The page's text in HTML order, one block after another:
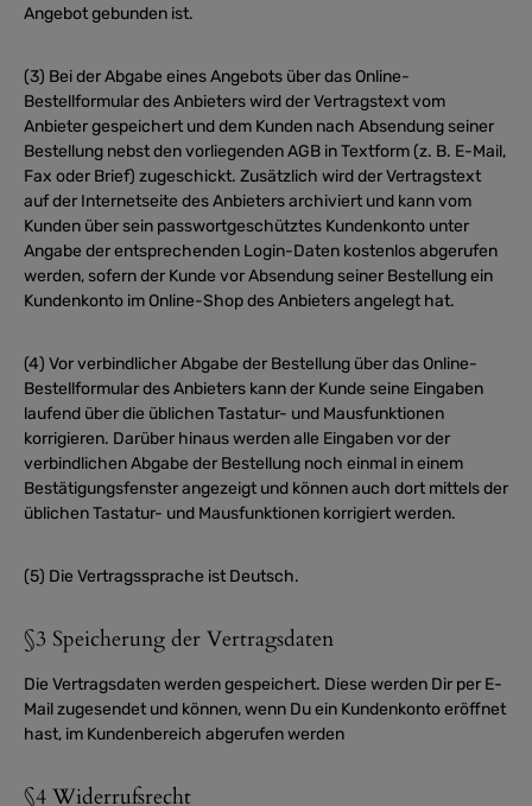
Angebot gebunden ist.
(3) Bei der Abgabe eines Angebots über das Online-
Bestellformular des Anbieters wird der Vertragstext vom
Anbieter gespeichert und dem Kunden nach Absendung seiner
Bestellung nebst den vorliegenden AGB in Textform (z. B. E-Mail,
Fax oder Brief) zugeschickt. Zusätzlich wird der Vertragstext
auf der Internetseite des Anbieters archiviert und kann vom
Kunden über sein passwortgeschütztes Kundenkonto unter
Angabe der entsprechenden Login-Daten kostenlos abgerufen
werden, sofern der Kunde vor Absendung seiner Bestellung ein
Kundenkonto im Online-Shop des Anbieters angelegt hat.
(4) Vor verbindlicher Abgabe der Bestellung über das Online-
Bestellformular des Anbieters kann der Kunde seine Eingaben
laufend über die üblichen Tastatur- und Mausfunktionen
korrigieren. Darüber hinaus werden alle Eingaben vor der
verbindlichen Abgabe der Bestellung noch einmal in einem
Bestätigungsfenster angezeigt und können auch dort mittels der
üblichen Tastatur- und Mausfunktionen korrigiert werden.
(5) Die Vertragssprache ist Deutsch.
§3 Speicherung der Vertragsdaten
Die Vertragsdaten werden gespeichert. Diese werden Dir per E-
Mail zugesendet und können, wenn Du ein Kundenkonto eröffnet
hast, im Kundenbereich abgerufen werden
§4 Widerrufsrecht